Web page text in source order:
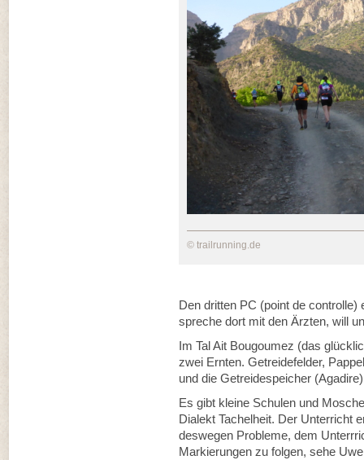
© trailrunning.de
Den dritten PC (point de
spreche dort mit den Ärzten, will
Im Tal Ait Bougoumez (das
zwei Ernten. Getreidefelder,
und die Getreidespeicher
Es gibt kleine Schulen und
Dialekt Tachelheit. Der Unterricht
deswegen Probleme, dem
Markierungen zu folgen, sehe